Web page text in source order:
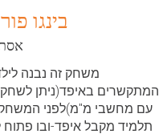
בינגו
משחק זה נבנה
המתקשרים באיפד(ניתן
עם מחשבי מ"מ)לפני
תלמיד מקבל איפד-ובו פתוח